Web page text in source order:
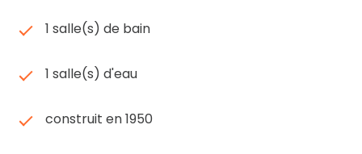
1 salle(s) de bain
1 salle(s) d'eau
construit en 1950